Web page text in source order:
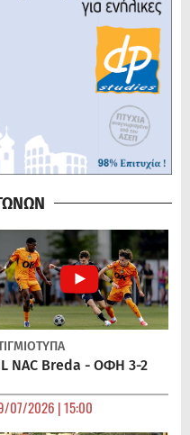
NAC Breda - ΟΦΗ 3-2
07/2026 | 15:00